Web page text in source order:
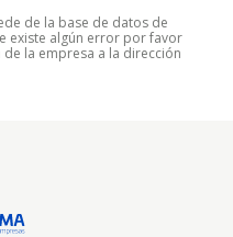
de la base de datos de
existe algún error por favor
la empresa a la dirección